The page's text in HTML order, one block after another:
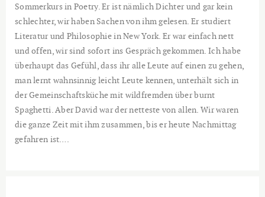
Sommerkurs in Poetry. Er ist nämlich Dichter und gar kein
schlechter, wir haben Sachen von ihm gelesen. Er studiert
Literatur und Philosophie in New York. Er war einfach nett
und offen, wir sind sofort ins Gespräch gekommen. Ich habe
überhaupt das Gefühl, dass ihr alle Leute auf einen zu gehen,
man lernt wahnsinnig leicht Leute kennen, unterhält sich in
der Gemeinschaftsküche mit wildfremden über burnt
Spaghetti. Aber David war der netteste von allen. Wir waren
die ganze Zeit mit ihm zusammen, bis er heute Nachmittag
gefahren ist….